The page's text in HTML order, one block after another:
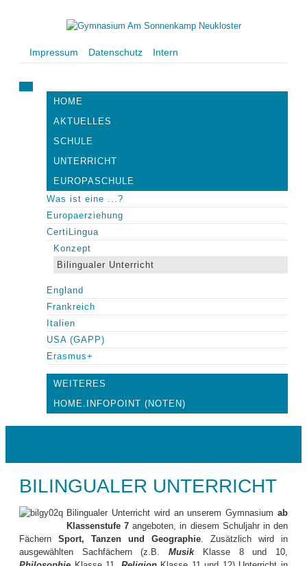
Impressum Datenschutz Intern
HOME
AKTUELLES
SCHULE
UNTERRICHT
EUROPASCHULE
Was ist eine ...?
Europaerziehung
CertiLingua
Konzept
Bilingualer Unterricht
England
Frankreich
Italien
USA (GAPP)
Erasmus+
WEITERES
HOME.INFOPOINT (NOTEN)
BILINGUALER UNTERRICHT
Bilingualer Unterricht wird an unserem Gymnasium ab
Klassenstufe 7 angeboten, in diesem Schuljahr in den
Fächern Sport, Tanzen und Geographie. Zusätzlich wird in
ausgewählten Sachfächern (z.B.Musik
Klasse 8 und 10,